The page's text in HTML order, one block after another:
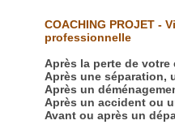
COACHING PROJET -
professionnelle
Après la perte de votre
Après une séparation,
Après un
Après un accident ou
Avant ou après un